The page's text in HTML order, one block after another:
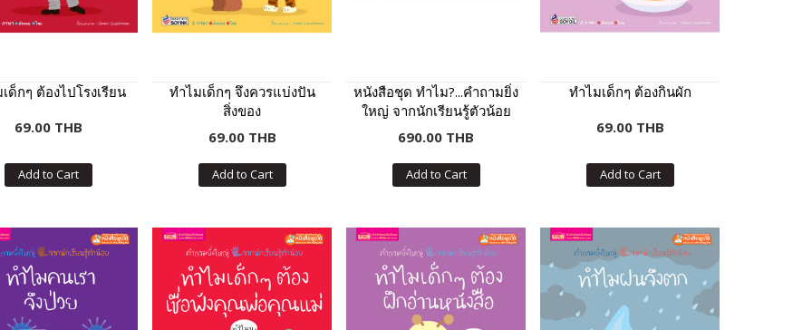
ด็กๆ ต้องไปโรงเรียน
69.00 THB
Add to Cart
ทำไมเด็กๆ จึงควรแบ่งปัน
สิ่งของ
69.00 THB
Add to Cart
หนังสือชุด ทำไม?...คำถามยิ่ง
ใหญ่ จากนักเรียนรู้ตัวน้อย
690.00 THB
Add to Cart
ทำไมเด็กๆ ต้องกินผัก
69.00 THB
Add to Cart